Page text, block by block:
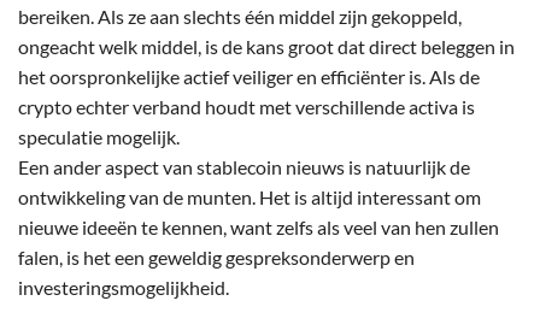
bereiken. Als ze aan slechts één middel zijn gekoppeld,
ongeacht welk middel, is de kans groot dat direct beleggen in
het oorspronkelijke actief veiliger en efficiënter is. Als de
crypto echter verband houdt met verschillende activa is
speculatie mogelijk.
Een ander aspect van stablecoin nieuws is natuurlijk de
ontwikkeling van de munten. Het is altijd interessant om
nieuwe ideeën te kennen, want zelfs als veel van hen zullen
falen, is het een geweldig gespreksonderwerp en
investeringsmogelijkheid.